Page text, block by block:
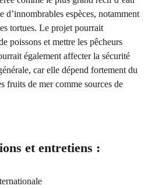
espèces, notamment
tortues. Le projet pourrait
poissons et mettre les pêcheurs
également affecter la sécurité
car elle dépend fortement du
fruits de mer comme sources de
et entretiens :